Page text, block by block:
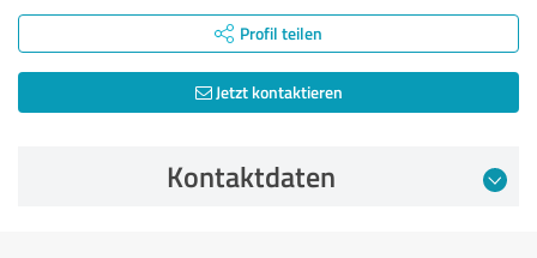
Profil teilen
Jetzt kontaktieren
Kontaktdaten